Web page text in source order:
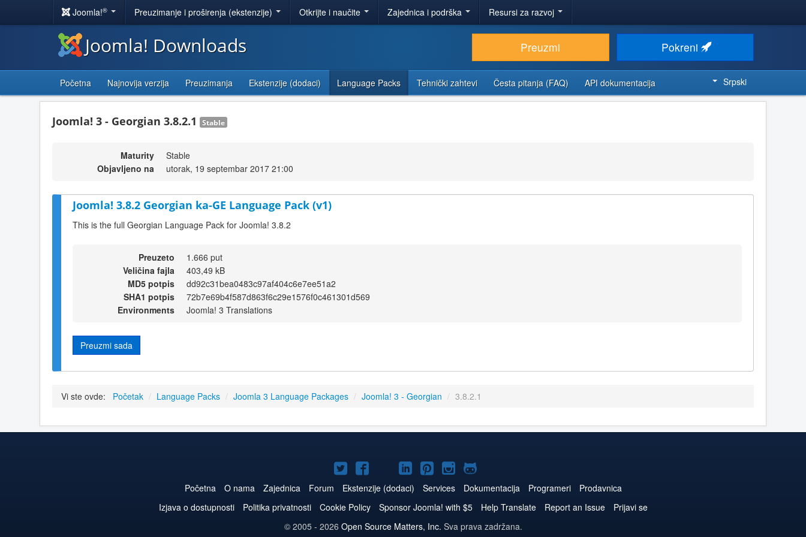
Joomla!® Preuzimanje i proširenja (ekstenzije) Otkrijte i naučite Zajednica i podrška Resursi za razvoj
Joomla! Downloads Preuzmi Pokreni
Početna Najnovija verzija Preuzimanja Ekstenzije (dodaci) Language Packs Tehnički zahtevi Česta pitanja (FAQ) API dokumentacija Srpski
Joomla! 3 - Georgian 3.8.2.1 Stable
Maturity
Stable
Objavljeno na
utorak, 19 septembar 2017 21:00
Joomla! 3.8.2 Georgian ka-GE Language Pack (v1)
This is the full Georgian Language Pack for Joomla! 3.8.2
Preuzeto
1.666 put
Veličina fajla
403,49 kB
MD5 potpis
dd92c31bea0483c97af404c6e7ee51a2
SHA1 potpis
72b7e69b4f587d863f6c29e1576f0c461301d569
Environments
Joomla! 3 Translations
Preuzmi sada
Vi ste ovde: Početak / Language Packs / Joomla 3 Language Packages / Joomla! 3 - Georgian / 3.8.2.1
Joomla!
na
Twitteru
Joomla!
na
Facebooku
Joomla!
na
YouTube
Joomla!
naLinkedIn
Joomla!
na
Pinterest
Joomla!
na
Instagram
Joomla!
na
GitHub
Početna O nama Zajednica Forum Ekstenzije (dodaci) Services Dokumentacija Programeri
Prodavnica
Izjava o dostupnosti
Politika privatnosti Cookie Policy Sponsor Joomla! with $5 Help Translate Report an Issue
Prijavi se
© 2005 - 2026 Open Source Matters, Inc. Sva prava zadržana.